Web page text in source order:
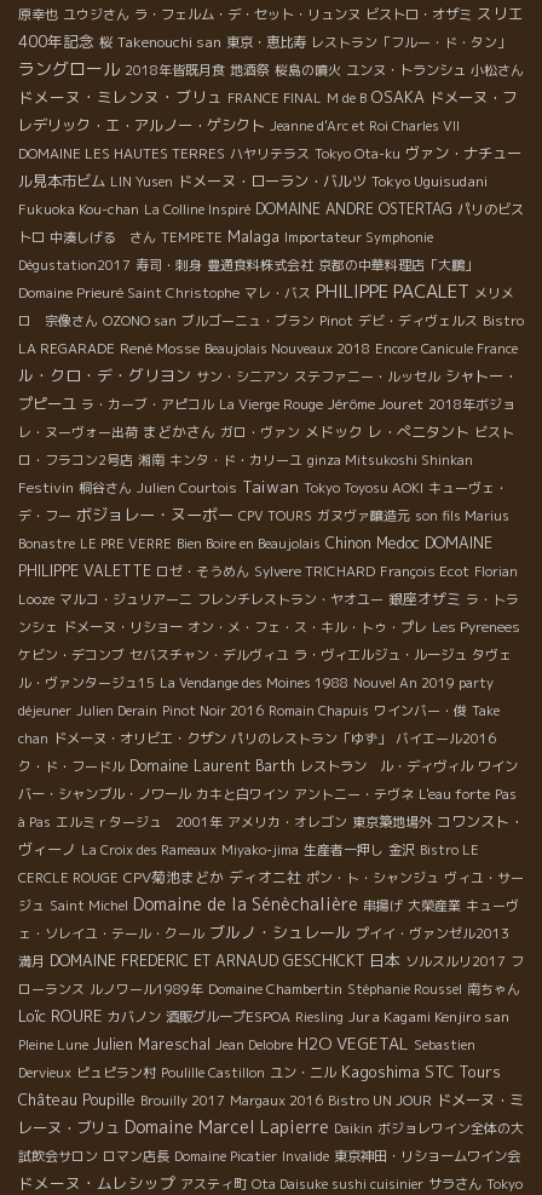
原幸也 ユウジさん ラ・フェルム・デ・セット・リュンヌ ビストロ・オザミ スリエ
400年記念 桜 Takenouchi san 東京・恵比寿 レストラン「フルー・ド・タン」
ラングロール 2018年皆既月食 地酒祭 桜島の噴火 ユンヌ・トランシュ 小松さん
ドメーヌ・ミレンヌ・ブリュ FRANCE FINAL M de B OSAKA ドメーヌ・フ
レデリック・エ・アルノー・ゲシクト Jeanne d'Arc et Roi Charles VII
DOMAINE LES HAUTES TERRES ハヤリテラス Tokyo Ota-ku ヴァン・ナチュー
ル見本市ビム LIN Yusen ドメーヌ・ローラン・バルツ Tokyo Uguisudani
Fukuoka Kou-chan La Colline Inspiré DOMAINE ANDRE OSTERTAG パリのビス
トロ 中湊しげる さん TEMPETE Malaga Importateur Symphonie
Dégustation2017 寿司・刺身 豊通食料株式会社 京都の中華料理店「大鵬」
Domaine Prieuré Saint Christophe マレ・バス PHILIPPE PACALET メリメ
ロ 宗像さん OZONO san ブルゴーニュ・ブラン Pinot デビ・ディヴェルス Bistro
LA REGARADE René Mosse Beaujolais Nouveaux 2018 Encore Canicule France
ル・クロ・デ・グリヨン サン・シニアン ステファニー・ルッセル シャトー・
プピーユ ラ・カーブ・アピコル La Vierge Rouge Jérôme Jouret 2018年ボジョ
レ・ヌーヴォー出荷 まどかさん ガロ・ヴァン メドック レ・ぺニタント ビスト
ロ・フラコン2号店 湘南 キンタ・ド・カリーユ ginza Mitsukoshi Shinkan
Festivin 桐谷さん Julien Courtois Taiwan Tokyo Toyosu AOKI キューヴェ・
デ・フー ボジョレー・ヌーボー CPV TOURS ガヌヴァ醸造元 son fils Marius
Bonastre LE PRE VERRE Bien Boire en Beaujolais Chinon Medoc DOMAINE
PHILIPPE VALETTE ロゼ・そうめん Sylvere TRICHARD François Ecot Florian
Looze マルコ・ジュリアーニ フレンチレストラン・ヤオユー 銀座オザミ ラ・トラ
ンシェ ドメーヌ・リショー オン・メ・フェ・ス・キル・トゥ・プレ Les Pyrenees
ケビン・デコンブ セバスチャン・デルヴィユ ラ・ヴィエルジュ・ルージュ タヴェ
ル・ヴァンタージュ15 La Vendange des Moines 1988 Nouvel An 2019 party
déjeuner Julien Derain Pinot Noir 2016 Romain Chapuis ワインバー・俊 Take
chan ドメーヌ・オリビエ・クザン パリのレストラン「ゆず」
バイエール2016
ク・ド・フードル Domaine Laurent Barth レストラン ル・ディヴィル ワイン
バー・シャンブル・ノワール カキと白ワイン アントニー・テヴネ L'eau forte Pas
à Pas エルミｒタージュ 2001年 アメリカ・オレゴン 東京築地場外 コワンスト・
ヴィーノ La Croix des Rameaux Miyako-jima 生産者一押し 金沢 Bistro LE
CERCLE ROUGE CPV菊池まどか ディオニ社 ポン・ト・シャンジュ ヴィユ・サー
ジュ Saint Michel Domaine de la Sénèchalière 串揚げ 大榮産業 キューヴ
ェ・ソレイユ・テール・クール ブルノ・シュレール プイイ・ヴァンゼル2013
満月 DOMAINE FREDERIC ET ARNAUD GESCHICKT 日本 ソルスルリ2017 フ
ローランス ルノワール1989年 Domaine Chambertin Stéphanie Roussel 南ちゃん
Loïc ROURE カバノン 酒販グループESPOA Riesling Jura Kagami Kenjiro san
Pleine Lune Julien Mareschal Jean Delobre H2O VEGETAL
Sebastien
Dervieux ピュピラン村 Poulille Castillon ユン・ニル Kagoshima STC Tours
Château Poupille Brouilly 2017 Margaux 2016 Bistro UN JOUR ドメーヌ・ミ
レーヌ・ブリュ Domaine Marcel Lapierre Daikin ボジョレワイン全体の大
試飲会サロン ロマン店長 Domaine Picatier Invalide 東京神田・リショームワイン会
ドメーヌ・ムレシップ アスティ町 Ota Daisuke sushi cuisinier サラさん Tokyo